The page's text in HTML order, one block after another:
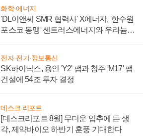
화학·에너지
'DL이앤씨 SMR 협력사' X에너지, '한수원
포스코 동맹' 센트러스에너지와 우라늄
전자·전기·정보통신
SK하이닉스, 용인 'Y2' 팹과 청주 'M17' 팹
건설에 54조 투자 결정
데스크 리포트
[데스크리포트 8월] 무더운 입추에 든 생
각, 제약바이오 하반기 훈풍 기대한다